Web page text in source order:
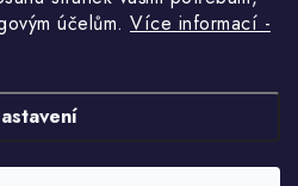
účelům. Více informací -